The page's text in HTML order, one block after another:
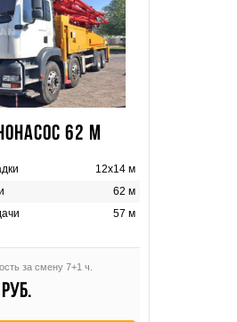
62 М
12х14 м
62 м
57 м
за смену 7+1 ч.